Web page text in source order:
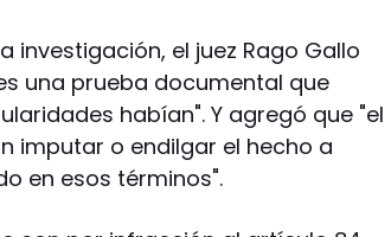
investigación, el juez Rago Gallo
una prueba documental que
habían". Y agregó que "el
imputar o endilgar el hecho a
en esos términos".